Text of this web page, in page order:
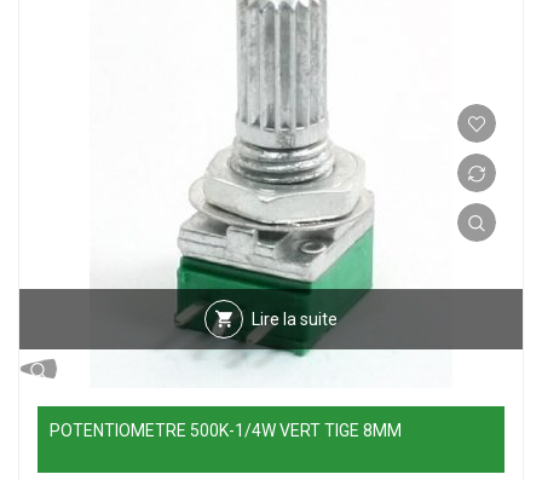
Lire la suite
POTENTIOMETRE 500K-1/4W VERT TIGE 8MM